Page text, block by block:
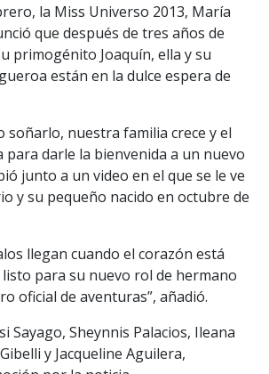
la Miss Universo 2013, María
que después de tres años de
primogénito Joaquín, ella y su
están en la dulce espera de
soñarlo, nuestra familia crece y el
para darle la bienvenida a un nuevo
junto a un video en el que se le ve
y su pequeño nacido en octubre de
llegan cuando el corazón está
listo para su nuevo rol de hermano
oficial de aventuras”, añadió.
Sayago, Sheynnis Palacios, Ileana
y Jacqueline Aguilera,